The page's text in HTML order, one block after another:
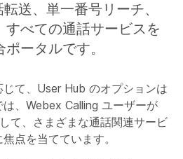
送、単一番号リーチ、
すべての通話サービスを
ータルです。
て、User Hub のオプションは
、Webex Calling ユーザーが
て、さまざまな通話関連サービ
点を当てています。